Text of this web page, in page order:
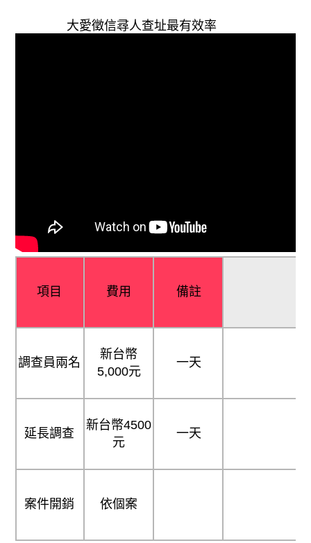
大愛徵信尋人查址最有效率
項目 費用 備註
調查員兩名
新台幣
5,000元
一天
延長調查
新台幣4500
元
一天
案件開銷 依個案